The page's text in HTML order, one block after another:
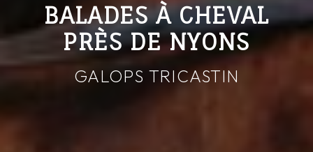
BALADES À CHEVAL
PRÈS DE NYONS
GALOPS TRICASTIN